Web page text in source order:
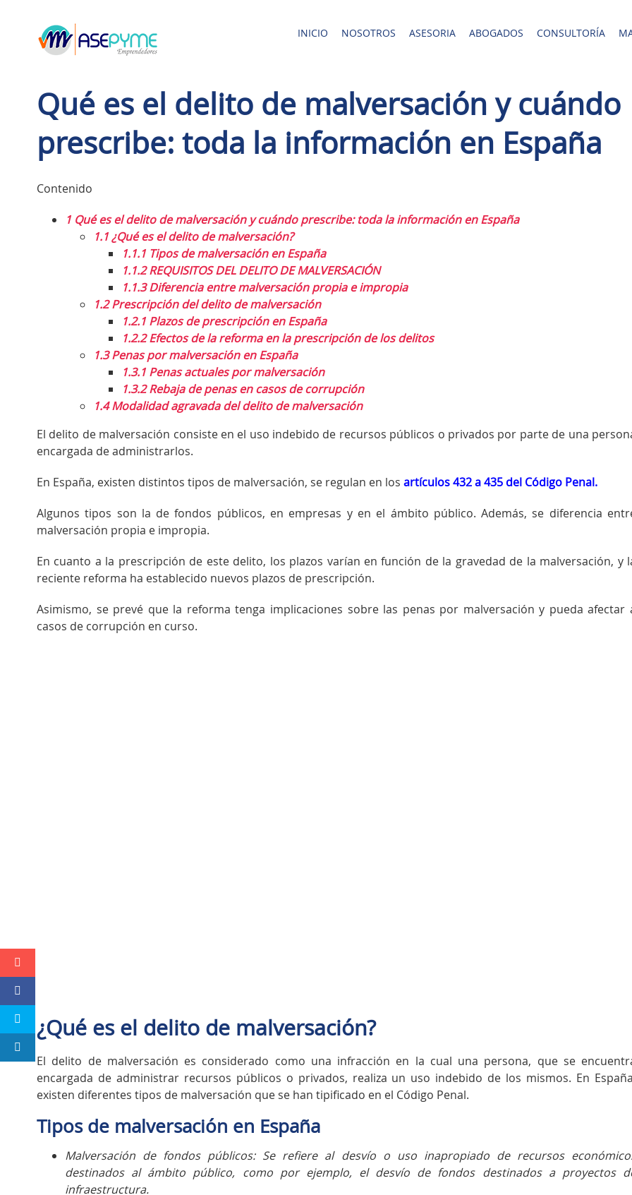
contenido
INICIO NOSOTROS ASESORIA ABOGADOS CONSULTORÍA
Qué es el delito de malversación y cuándo
prescribe: toda la información en España
Contenido
1 Qué es el delito de malversación y cuándo prescribe: toda la información en España
1.1¿Qué es el delito de malversación?
1.1.1 Tipos de malversación en España
1.1.2REQUISITOS DEL DELITO DE MALVERSACIÓN
1.1.3Diferencia entre malversación propia e impropia
1.2Prescripción del delito de malversación
1.2.1 Plazos de prescripción en España
1.2.2Efectos de la reforma en la prescripción de los delitos
1.3Penas por malversación en España
1.3.1 Penas actuales por malversación
1.3.2Rebaja de penas en casos de corrupción
1.4Modalidad agravada del delito de malversación
El delito de malversación consiste en el uso indebido de recursos públicos o privados por parte de una
encargada de administrarlos.
En España, existen distintos tipos de malversación, se regulan en los artículos 432 a 435 del Código Penal.
Algunos tipos son la de fondos públicos, en empresas y en el ámbito público. Además, se diferencia
malversación propia e impropia.
En cuanto a la prescripción de este delito, los plazos varían en función de la gravedad de la malversación, y
reciente reforma ha establecido nuevos plazos de prescripción.
Asimismo, se prevé que la reforma tenga implicaciones sobre las penas por malversación y pueda afectar
casos de corrupción en curso.
¿Qué es el delito de malversación?
El delito de malversación es considerado como una infracción en la cual una persona, que se
encargada de administrar recursos públicos o privados, realiza un uso indebido de los mismos. En
existen diferentes tipos de malversación que se han tipificado en el Código Penal.
Tipos de malversación en España
Malversación de fondos públicos: Se refiere al desvío o uso inapropiado de recursos
destinados al ámbito público, como por ejemplo, el desvío de fondos destinados a proyectos
infraestructura.